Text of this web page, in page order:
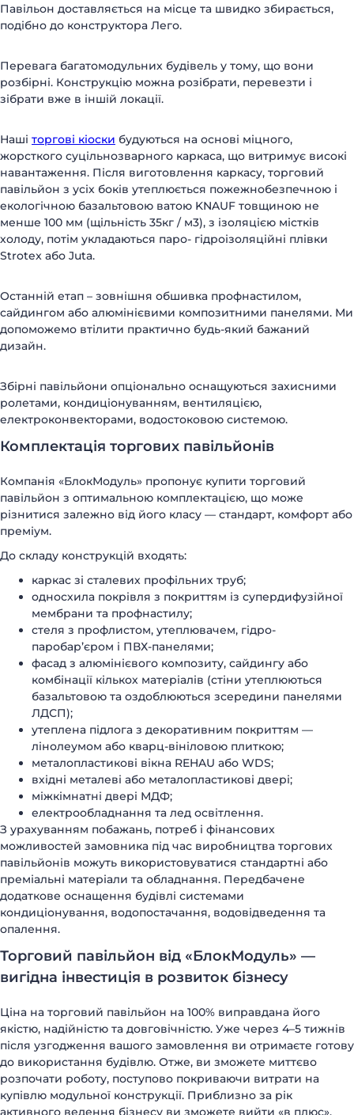
Павільон доставляється на місце та швидко збирається,
подібно до конструктора Лего.
Перевага багатомодульних будівель у тому, що вони
розбірні. Конструкцію можна розібрати, перевезти і
зібрати вже в іншій локації.
Наші торгові кіоски будуються на основі міцного,
жорсткого суцільнозварного каркаса, що витримує високі
навантаження. Після виготовлення каркасу, торговий
павільйон з усіх боків утеплюється пожежнобезпечною і
екологічною базальтовою ватою KNAUF товщиною не
менше 100 мм (щільність 35кг / м3), з ізоляцією містків
холоду, потім укладаються паро- гідроізоляційні плівки
Strotex або Juta.
Останній етап – зовнішня обшивка профнастилом,
сайдингом або алюмінієвими композитними панелями. Ми
допоможемо втілити практично будь-який бажаний
дизайн.
Збірні павільйони опціонально оснащуються захисними
ролетами, кондиціонуванням, вентиляцією,
електроконвекторами, водостоковою системою.
Комплектація торгових павільйонів
Компанія «БлокМодуль» пропонує купити торговий
павільйон з оптимальною комплектацією, що може
різнитися залежно від його класу — стандарт, комфорт або
преміум.
До складу конструкцій входять:
каркас зі сталевих профільних труб;
односхила покрівля з покриттям із супердифузійної
мембрани та профнастилу;
стеля з профлистом, утеплювачем, гідро-
паробар’єром і ПВХ-панелями;
фасад з алюмінієвого композиту, сайдингу або
комбінації кількох матеріалів (стіни утеплюються
базальтовою та оздоблюються зсередини панелями
ЛДСП);
утеплена підлога з декоративним покриттям —
лінолеумом або кварц-вініловою плиткою;
металопластикові вікна REHAU або WDS;
вхідні металеві або металопластикові двері;
міжкімнатні двері МДФ;
електрообладнання та лед освітлення.
З урахуванням побажань, потреб і фінансових
можливостей замовника під час виробництва торгових
павільйонів можуть використовуватися стандартні або
преміальні матеріали та обладнання. Передбачене
додаткове оснащення будівлі системами
кондиціонування, водопостачання, водовідведення та
опалення.
Торговий павільйон від «БлокМодуль» —
вигідна інвестиція в розвиток бізнесу
Ціна на торговий павільйон на 100% виправдана його
якістю, надійністю та довговічністю. Уже через 4–5 тижнів
після узгодження вашого замовлення ви отримаєте готову
до використання будівлю. Отже, ви зможете миттєво
розпочати роботу, поступово покриваючи витрати на
купівлю модульної конструкції. Приблизно за рік
активного ведення бізнесу ви зможете вийти «в плюс».